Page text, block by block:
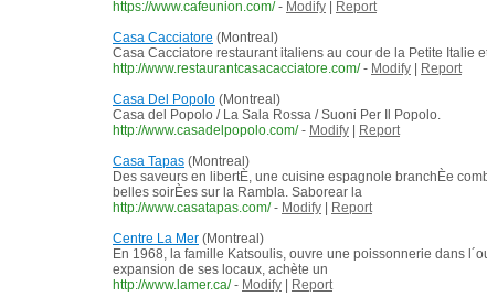
https://www.cafeunion.com/ - Modify
Report
Casa Cacciatore (Montreal)
Casa Cacciatore restaurant italiens au cour de la Petite Italie
http://www.restaurantcasacacciatore.com/ - Modify
Report
Casa Del Popolo (Montreal)
Casa del Popolo / La Sala Rossa / Suoni Per Il Popolo.
http://www.casadelpopolo.com/ - Modify
Report
Casa Tapas (Montreal)
Des saveurs en libertÈ, une cuisine espagnole branchÈe
belles soirÈes sur la Rambla. Saborear la
http://www.casatapas.com/ - Modify
Report
Centre La Mer (Montreal)
En 1968, la famille Katsoulis, ouvre une poissonnerie dans
expansion de ses locaux, achète un
http://www.lamer.ca/ - Modify
Report